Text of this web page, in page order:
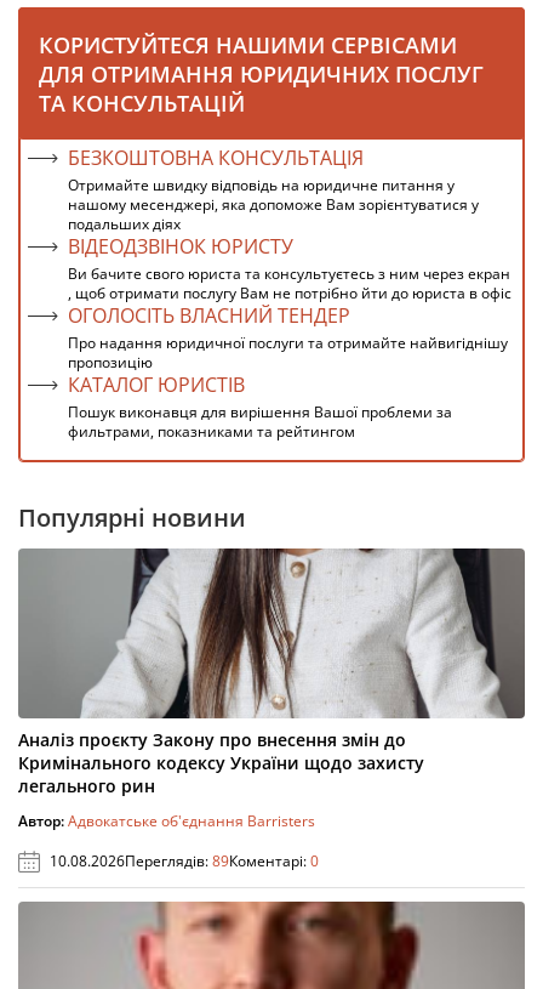
КОРИСТУЙТЕСЯ НАШИМИ СЕРВІСАМИ
ДЛЯ ОТРИМАННЯ ЮРИДИЧНИХ ПОСЛУГ
ТА КОНСУЛЬТАЦІЙ
БЕЗКОШТОВНА КОНСУЛЬТАЦІЯ
Отримайте швидку відповідь на юридичне питання у
нашому месенджері, яка допоможе Вам зорієнтуватися у
подальших діях
ВІДЕОДЗВІНОК ЮРИСТУ
Ви бачите свого юриста та консультуєтесь з ним через екран
, щоб отримати послугу Вам не потрібно йти до юриста в офіс
ОГОЛОСІТЬ ВЛАСНИЙ ТЕНДЕР
Про надання юридичної послуги та отримайте найвигіднішу
пропозицію
КАТАЛОГ ЮРИСТІВ
Пошук виконавця для вирішення Вашої проблеми за
фильтрами, показниками та рейтингом
Популярні новини
Аналіз проєкту Закону про внесення змін до
Кримінального кодексу України щодо захисту
легального рин
Автор:Адвокатське об'єднання Barristers
10.08.2026Переглядів:89Коментарі:0